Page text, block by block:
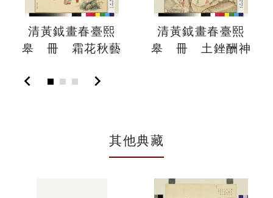
清黃鉞畫春臺熙
皋 冊 霜花秋藝
清黃鉞畫春臺熙
皋 冊 土銼酬神
chevron_left chevron_right
其他典藏